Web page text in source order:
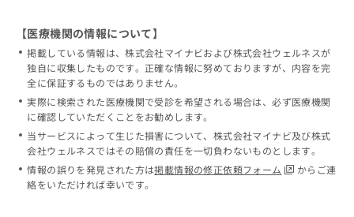
【医療機関の情報について】
掲載している情報は、株式会社マイナビおよび株式会社ウェルネスが
独自に収集したものです。正確な情報に努めておりますが、内容を完
全に保証するものではありません。
実際に検索された医療機関で受診を希望される場合は、必ず医療機関
に確認していただくことをお勧めします。
当サービスによって生じた損害について、株式会社マイナビ及び株式
会社ウェルネスではその賠償の責任を一切負わないものとします。
情報の誤りを発見された方は掲載情報の修正依頼フォーム
からご連
絡をいただければ幸いです。